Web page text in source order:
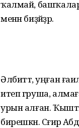
ҡалмай, башҡаларға
менән биҙәйҙәр.
Әлбиттә, уңған
итеп груша,
урын алған.
бирешкән. Сәғирә